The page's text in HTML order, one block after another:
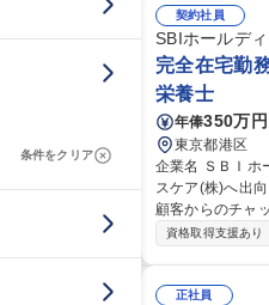
条件をクリア
契約社員
SBIホールデ
完全在宅勤
栄養士
年俸350万
東京都港区
企業名 ＳＢＩホールディングス株式会社 求人
スケア(株)へ出向 仕事の内容 管理栄養士として、顧客のオンライン面談（1回/月）による栄養指導、サポ
顧客からのチャットの返信業務
において、事業
調理員】SBIヘル
資格取得支援あり
正社員